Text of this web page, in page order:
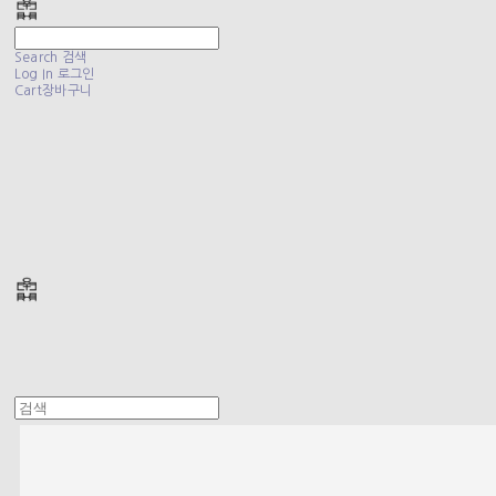
Search 검색
Log In 로그인
Cart장바구니